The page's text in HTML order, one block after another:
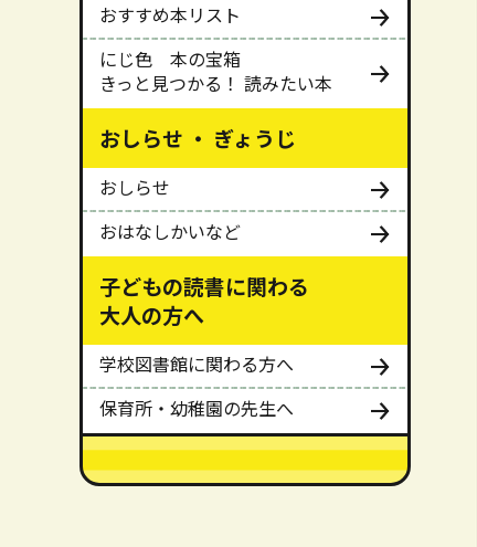
おすすめ本リスト
にじ色 本の宝箱
きっと見つかる！ 読みたい本
おしらせ ・ ぎょうじ
おしらせ
おはなしかいなど
子どもの読書に関わる
大人の方へ
学校図書館に関わる方へ
保育所・幼稚園の先生へ
メインメニューここまで。